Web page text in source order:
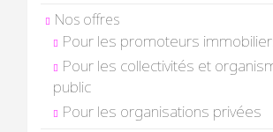
Nos offres
Pour les promoteurs
Pour les collectivités et
public
Pour les organisations privées